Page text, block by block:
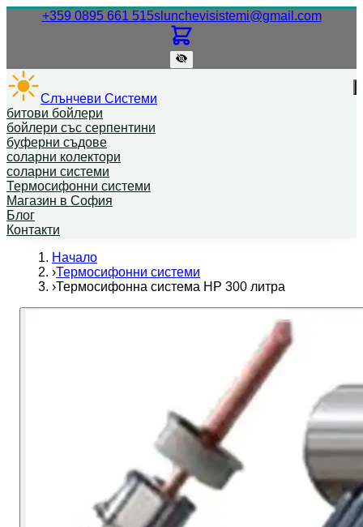
+359 0895 661 515Нашият телефонен номер.
slunchevisistemi@gmail.com
Слънчеви Системи
битови бойлери
бойлери със серпентини
буферни съдове
соларни колектори
соларни системи
Термосифонни системи
Магазин в София
Блог
Контакти
Начало
›Термосифонни системи
›Термосифонна система HP 300 литра